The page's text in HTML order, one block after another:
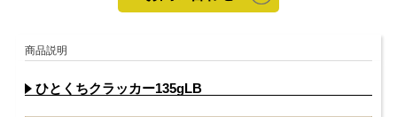
商品説明
ひとくちクラッカー135gLB